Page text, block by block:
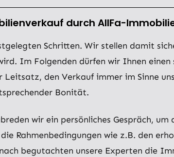
durch AllFa-
Schritten. Wir stellen damit
Im Folgenden dürfen wir Ihnen einen
den Verkauf immer im Sinne
Bonität.
wir ein persönliches Gespräch, um
Rahmenbedingungen wie z.B. den
begutachten unsere Experten die